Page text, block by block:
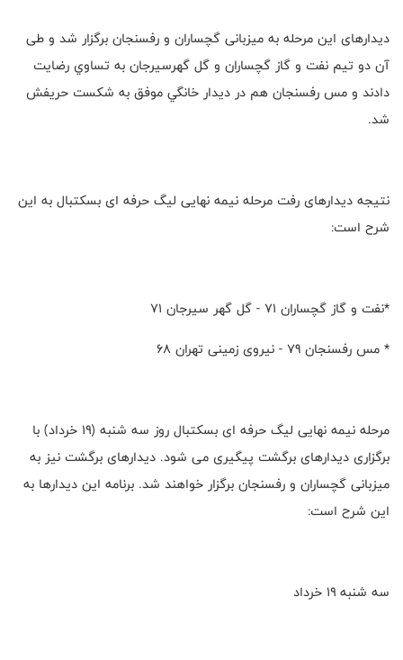
دیدارهای این مرحله به میزبانی گچساران و رفسنجان برگزار شد و طی
آن دو تيم نفت و گاز گچساران و گل گهرسيرجان به تساوي رضايت
دادند و مس رفسنجان هم در ديدار خانگي موفق به شکست حریفش
شد.
نتیجه دیدارهای رفت مرحله نیمه نهایی لیگ حرفه ای بسکتبال به این
شرح است:
*نفت و گاز گچساران ٧١ - گل گهر سیرجان ٧١
* مس رفسنجان ٧٩ - نیروی زمینی تهران ٦٨
مرحله نیمه نهایی لیگ حرفه ای بسکتبال روز سه شنبه (۱۹ خرداد) با
برگزاری دیدارهای برگشت پیگیری می شود. دیدارهای برگشت نیز به
میزبانی گچساران و رفسنجان برگزار خواهند شد. برنامه این دیدارها به
این شرح است:
سه شنبه ۱۹ خرداد